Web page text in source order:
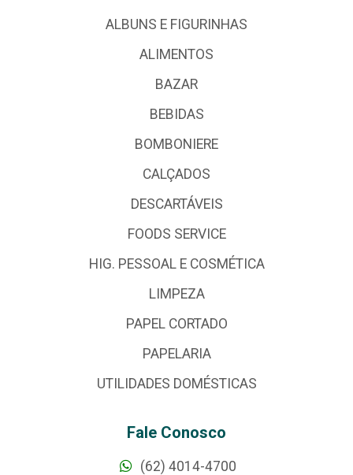
ALBUNS E FIGURINHAS
ALIMENTOS
BAZAR
BEBIDAS
BOMBONIERE
CALÇADOS
DESCARTÁVEIS
FOODS SERVICE
HIG. PESSOAL E COSMÉTICA
LIMPEZA
PAPEL CORTADO
PAPELARIA
UTILIDADES DOMÉSTICAS
Fale Conosco
(62) 4014-4700